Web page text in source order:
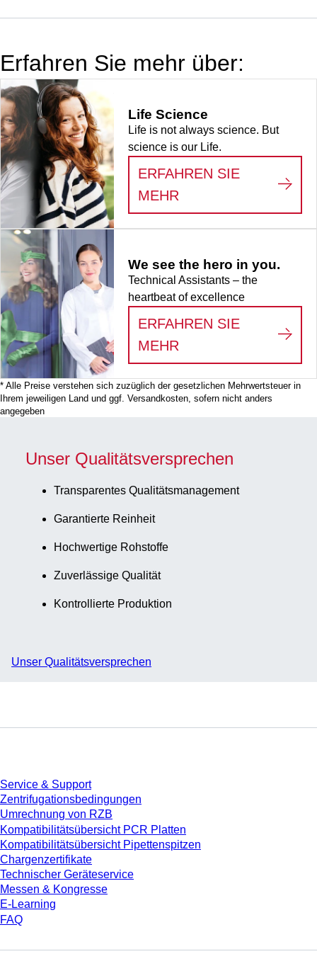
Erfahren Sie mehr über:
Life Science
Life is not always science. But
science is our Life.
ERFAHREN SIE
MEHR
We see the hero in you.
Technical Assistants – the
heartbeat of excellence
ERFAHREN SIE
MEHR
WE SEE THE
* Alle Preise verstehen sich zuzüglich der gesetzlichen Mehrwertsteuer in
Ihrem jeweiligen Land und ggf. Versandkosten, sofern nicht anders
angegeben
Unser Qualitätsversprechen
Transparentes Qualitätsmanagement
Garantierte Reinheit
Hochwertige Rohstoffe
Zuverlässige Qualität
Kontrollierte Produktion
Unser Qualitätsversprechen
Service & Support
Zentrifugationsbedingungen
Umrechnung von RZB
Kompatibilitätsübersicht PCR Platten
Kompatibilitätsübersicht Pipettenspitzen
Chargenzertifikate
Technischer Geräteservice
Messen & Kongresse
E-Learning
FAQ